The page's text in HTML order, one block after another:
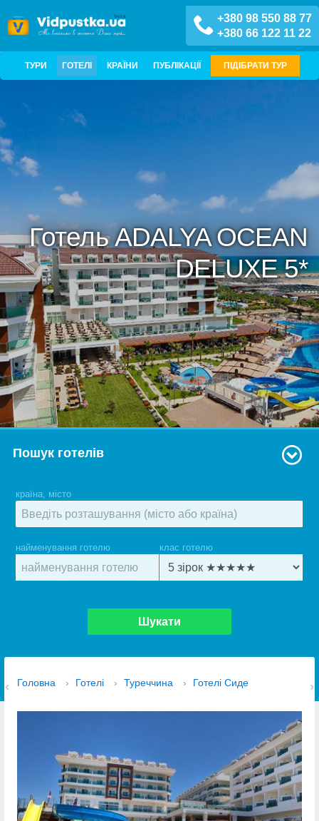
+380 98 550 88 77
+380 66 122 11 22
ТУРИ ГОТЕЛІ КРАЇНИ ПУБЛІКАЦІЇ ПІДІБРАТИ ТУР
Готель ADALYA OCEAN
DELUXE 5*
Пошук готелів
країна, місто
найменування готелю клас готелю
Шукати
Головна › Готелі › Туреччина › Готелі Сиде